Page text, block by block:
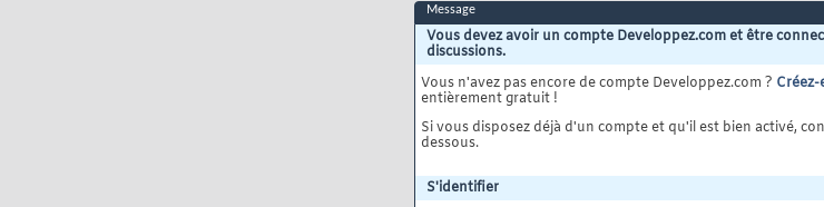
Message
Vous devez avoir un compte Developpez.com et être
discussions.
Vous n'avez pas encore de compte Developpez.com ?
entièrement gratuit !
Si vous disposez déjà d'un compte et qu'il est bien activé,
dessous.
S'identifier